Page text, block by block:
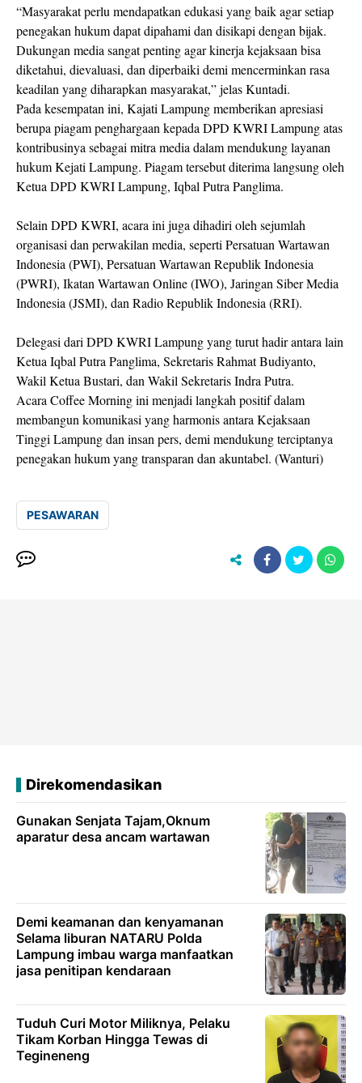
“Masyarakat perlu mendapatkan edukasi yang baik agar setiap
penegakan hukum dapat dipahami dan disikapi dengan bijak.
Dukungan media sangat penting agar kinerja kejaksaan bisa
diketahui, dievaluasi, dan diperbaiki demi mencerminkan rasa
keadilan yang diharapkan masyarakat,” jelas Kuntadi.
Pada kesempatan ini, Kajati Lampung memberikan apresiasi
berupa piagam penghargaan kepada DPD KWRI Lampung atas
kontribusinya sebagai mitra media dalam mendukung layanan
hukum Kejati Lampung. Piagam tersebut diterima langsung oleh
Ketua DPD KWRI Lampung, Iqbal Putra Panglima.
Selain DPD KWRI, acara ini juga dihadiri oleh sejumlah
organisasi dan perwakilan media, seperti Persatuan Wartawan
Indonesia (PWI), Persatuan Wartawan Republik Indonesia
(PWRI), Ikatan Wartawan Online (IWO), Jaringan Siber Media
Indonesia (JSMI), dan Radio Republik Indonesia (RRI).
Delegasi dari DPD KWRI Lampung yang turut hadir antara lain
Ketua Iqbal Putra Panglima, Sekretaris Rahmat Budiyanto,
Wakil Ketua Bustari, dan Wakil Sekretaris Indra Putra.
Acara Coffee Morning ini menjadi langkah positif dalam
membangun komunikasi yang harmonis antara Kejaksaan
Tinggi Lampung dan insan pers, demi mendukung terciptanya
penegakan hukum yang transparan dan akuntabel. (Wanturi)
PESAWARAN
Direkomendasikan
Gunakan Senjata Tajam,Oknum
aparatur desa ancam wartawan
Demi keamanan dan kenyamanan
Selama liburan NATARU Polda
Lampung imbau warga manfaatkan
jasa penitipan kendaraan
Tuduh Curi Motor Miliknya, Pelaku
Tikam Korban Hingga Tewas di
Tegineneng